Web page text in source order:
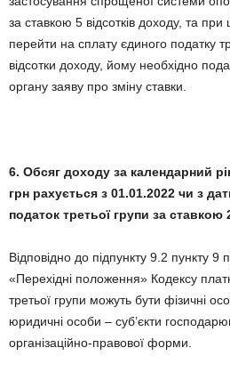
за ставкою 5 відсотків доходу, та
перейти на сплату єдиного податку
відсотки доходу, йому необхідно
органу заяву про зміну ставки.
6. Обсяг доходу за календарний
грн рахується з 01.01.2022 чи з
податок третьої групи за ставкою
Відповідно до підпункту 9.2 пункту 9
«Перехідні положення» Кодексу
третьої групи можуть бути фізичні
юридичні особи – суб’єкти
організаційно-правової форми.